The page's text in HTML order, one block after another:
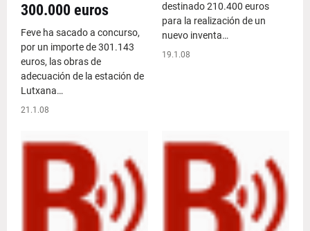
300.000 euros
Feve ha sacado a concurso,
por un importe de 301.143
euros, las obras de
adecuación de la estación de
Lutxana…
21.1.08
destinado 210.400 euros
para la realización de un
nuevo inventa…
19.1.08